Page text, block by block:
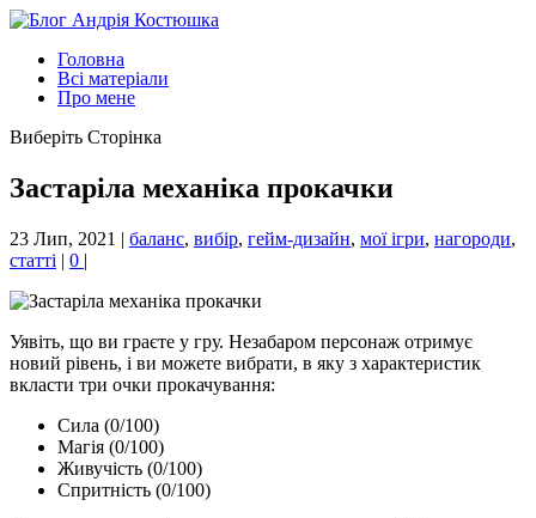
Головна
Всі матеріали
Про мене
Виберіть Сторінка
Застаріла механіка прокачки
23 Лип, 2021 | баланс, вибір, гейм-дизайн, мої ігри, нагороди,
статті | 0 |
Уявіть, що ви граєте у гру. Незабаром персонаж отримує
новий рівень, і ви можете вибрати, в яку з характеристик
вкласти три очки прокачування:
Сила (0/100)
Магія (0/100)
Живучість (0/100)
Спритність (0/100)